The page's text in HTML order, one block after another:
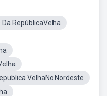
Da RepúblicaVelha
VelhaNo Nordeste